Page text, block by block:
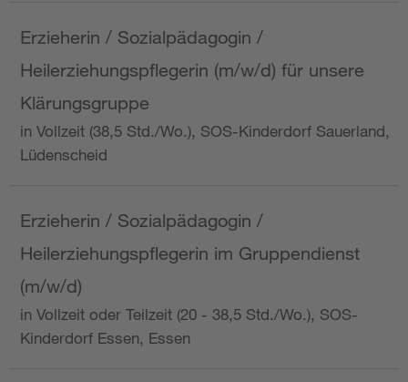
Erzieherin / Sozialpädagogin /
Heilerziehungspflegerin (m/w/d) für unsere
Klärungsgruppe
in Vollzeit (38,5 Std./Wo.), SOS-Kinderdorf Sauerland,
Lüdenscheid
Erzieherin / Sozialpädagogin /
Heilerziehungspflegerin im Gruppendienst
(m/w/d)
in Vollzeit oder Teilzeit (20 - 38,5 Std./Wo.), SOS-
Kinderdorf Essen, Essen